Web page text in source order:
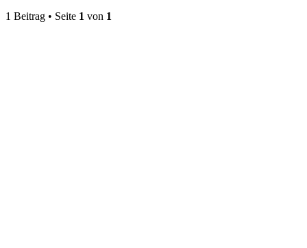
1 Beitrag • Seite 1 von 1